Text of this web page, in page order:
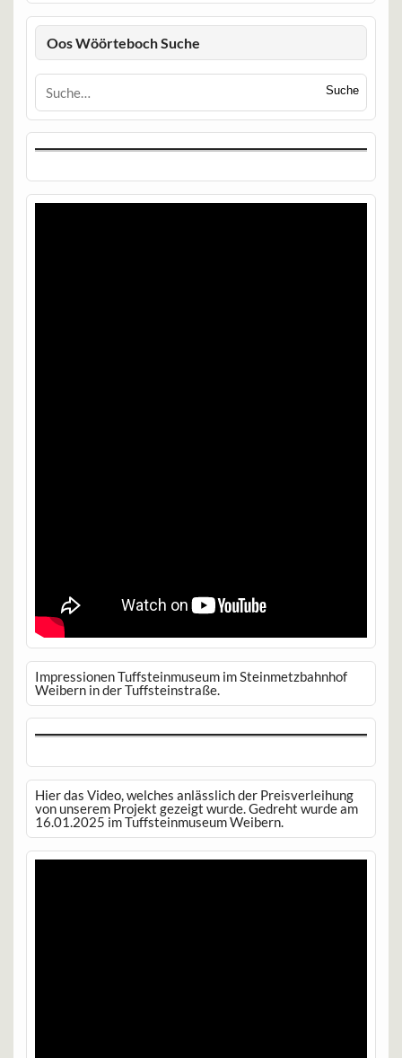
Oos Wöörteboch Suche
Suche
Impressionen Tuffsteinmuseum im Steinmetzbahnhof
Weibern in der Tuffsteinstraße.
Hier das Video, welches anlässlich der Preisverleihung
von unserem Projekt gezeigt wurde. Gedreht wurde am
16.01.2025 im Tuffsteinmuseum Weibern.